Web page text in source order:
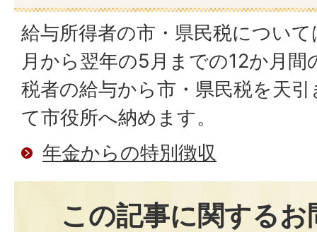
給与所得者の市・県民税につい
月から翌年の5月までの12か月間
税者の給与から市・県民税を天
て市役所へ納めます。
年金からの特別徴収
この記事に関する